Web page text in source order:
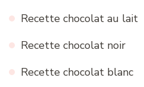
Recette chocolat au lait
Recette chocolat noir
Recette chocolat blanc